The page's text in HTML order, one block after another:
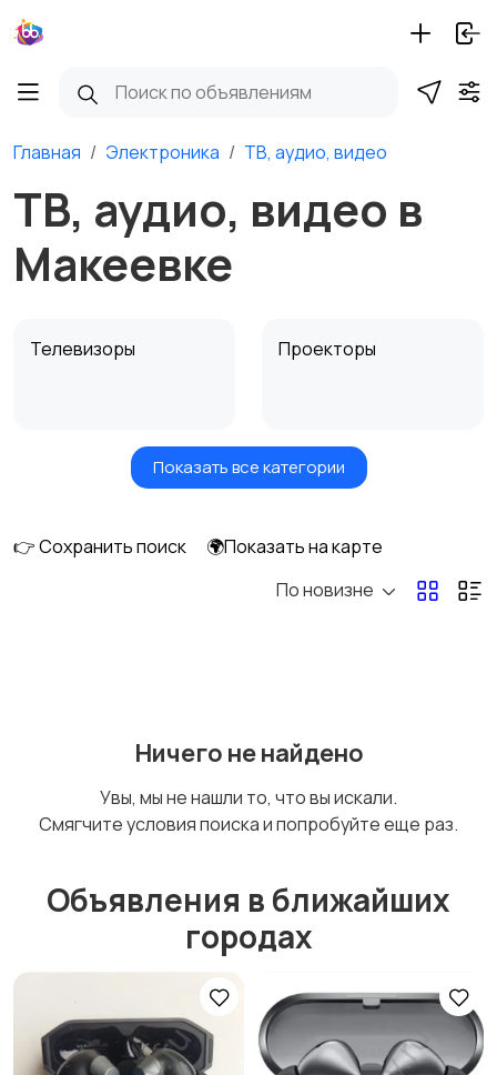
Главная Электроника ТВ, аудио, видео
ТВ, аудио, видео в
Макеевке
Телевизоры Проекторы
Акустика, колонки,
Домашние
Музыкальные центры
портативное аудио
цифровое ТВ
ресиверы
Микрофоны
Показать все категории
👉 Сохранить поиск
🌍Показать на карте
По новизне
Ничего не найдено
Увы, мы не нашли то, что вы искали.
Смягчите условия поиска и попробуйте еще раз.
Объявления в ближайших
городах